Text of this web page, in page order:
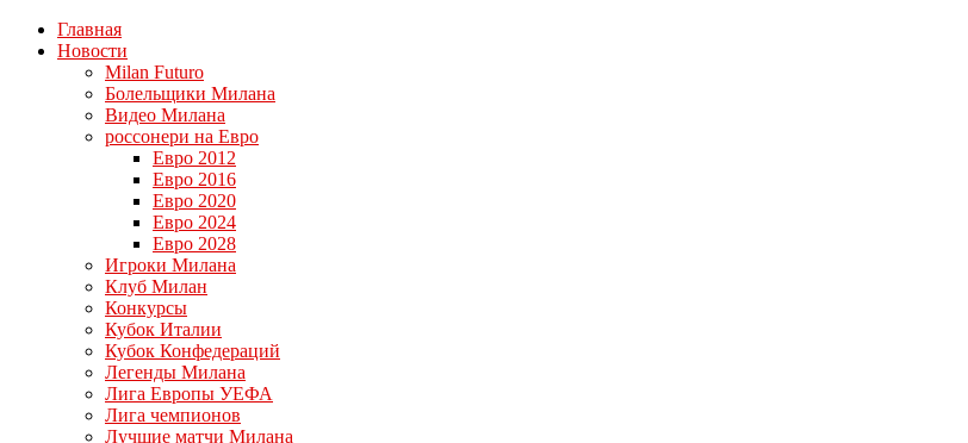
Главная
Новости
Milan Futuro
Болельщики Милана
Видео Милана
россонери на Евро
Евро 2012
Евро 2016
Евро 2020
Евро 2024
Евро 2028
Игроки Милана
Клуб Милан
Конкурсы
Кубок Италии
Кубок Конфедераций
Легенды Милана
Лига Европы УЕФА
Лига чемпионов
Лучшие матчи Милана